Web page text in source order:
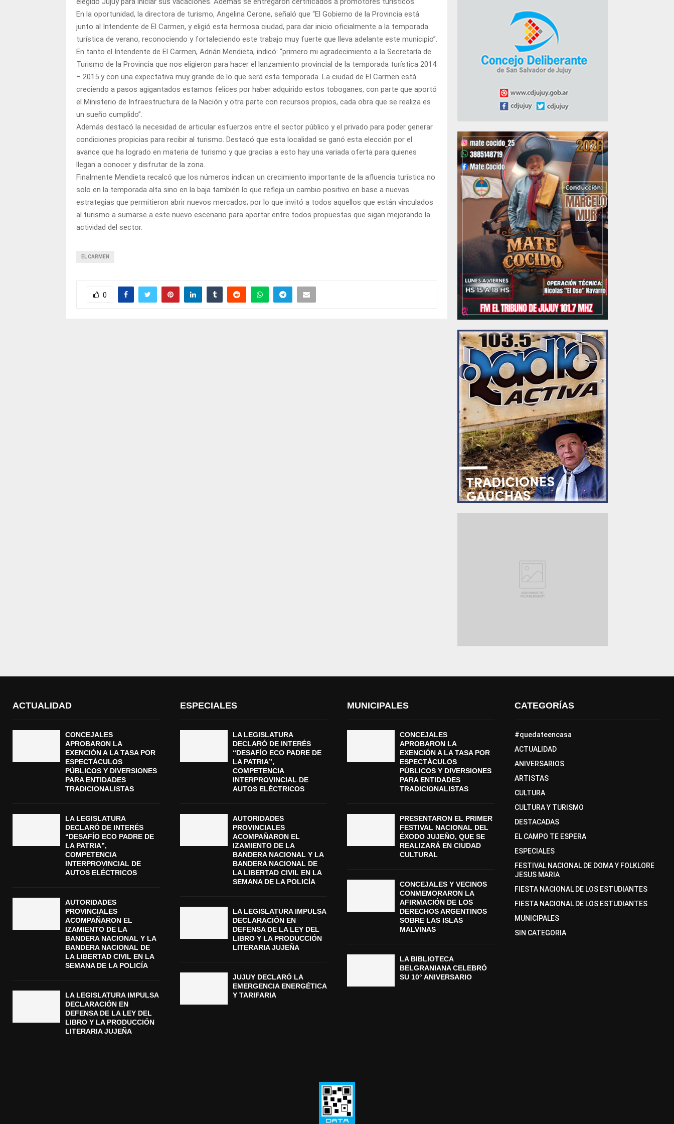
En la oportunidad, la directora de turismo, Angelina Cerone, señaló que “El Gobierno de la Provincia está
junto al Intendente de El Carmen, y eligió esta hermosa ciudad, para dar inicio oficialmente a la temporada
turística de verano, reconociendo y fortaleciendo este trabajo muy fuerte que lleva adelante este municipio”.
En tanto el Intendente de El Carmen, Adrián Mendieta, indicó: “primero mi agradecimiento a la Secretaría de
Turismo de la Provincia que nos eligieron para hacer el lanzamiento provincial de la temporada turística 2014
– 2015 y con una expectativa muy grande de lo que será esta temporada. La ciudad de El Carmen está
creciendo a pasos agigantados estamos felices por haber adquirido estos toboganes, con parte que aportó
el Ministerio de Infraestructura de la Nación y otra parte con recursos propios, cada obra que se realiza es
un sueño cumplido”.
Además destacó la necesidad de articular esfuerzos entre el sector público y el privado para poder generar
condiciones propicias para recibir al turismo. Destacó que esta localidad se ganó esta elección por el
avance que ha logrado en materia de turismo y que gracias a esto hay una variada oferta para quienes
llegan a conocer y disfrutar de la zona.
Finalmente Mendieta recalcó que los números indican un crecimiento importante de la afluencia turística no
solo en la temporada alta sino en la baja también lo que refleja un cambio positivo en base a nuevas
estrategias que permitieron abrir nuevos mercados; por lo que invitó a todos aquellos que están vinculados
al turismo a sumarse a este nuevo escenario para aportar entre todos propuestas que sigan mejorando la
actividad del sector.
EL CARMEN
0
ACTUALIDAD
CONCEJALES
APROBARON LA
EXENCIÓN A LA TASA POR
ESPECTÁCULOS
PÚBLICOS Y DIVERSIONES
PARA ENTIDADES
TRADICIONALISTAS
LA LEGISLATURA
DECLARÓ DE INTERÉS
“DESAFÍO ECO PADRE DE
LA PATRIA”,
COMPETENCIA
INTERPROVINCIAL DE
AUTOS ELÉCTRICOS
AUTORIDADES
PROVINCIALES
ACOMPAÑARON EL
IZAMIENTO DE LA
BANDERA NACIONAL Y LA
BANDERA NACIONAL DE
LA LIBERTAD CIVIL EN LA
SEMANA DE LA POLICÍA
LA LEGISLATURA IMPULSA
DECLARACIÓN EN
DEFENSA DE LA LEY DEL
LIBRO Y LA PRODUCCIÓN
LITERARIA JUJEÑA
ESPECIALES
LA LEGISLATURA
DECLARÓ DE INTERÉS
“DESAFÍO ECO PADRE DE
LA PATRIA”,
COMPETENCIA
INTERPROVINCIAL DE
AUTOS ELÉCTRICOS
AUTORIDADES
PROVINCIALES
ACOMPAÑARON EL
IZAMIENTO DE LA
BANDERA NACIONAL Y LA
BANDERA NACIONAL DE
LA LIBERTAD CIVIL EN LA
SEMANA DE LA POLICÍA
LA LEGISLATURA IMPULSA
DECLARACIÓN EN
DEFENSA DE LA LEY DEL
LIBRO Y LA PRODUCCIÓN
LITERARIA JUJEÑA
JUJUY DECLARÓ LA
EMERGENCIA ENERGÉTICA
Y TARIFARIA
MUNICIPALES
CONCEJALES
APROBARON LA
EXENCIÓN A LA TASA POR
ESPECTÁCULOS
PÚBLICOS Y DIVERSIONES
PARA ENTIDADES
TRADICIONALISTAS
PRESENTARON EL PRIMER
FESTIVAL NACIONAL DEL
ÉXODO JUJEÑO, QUE SE
REALIZARÁ EN CIUDAD
CULTURAL
CONCEJALES Y VECINOS
CONMEMORARON LA
AFIRMACIÓN DE LOS
DERECHOS ARGENTINOS
SOBRE LAS ISLAS
MALVINAS
LA BIBLIOTECA
BELGRANIANA CELEBRÓ
SU 10° ANIVERSARIO
CATEGORÍAS
#quedateencasa
ACTUALIDAD
ANIVERSARIOS
ARTISTAS
CULTURA
CULTURA Y TURISMO
DESTACADAS
EL CAMPO TE ESPERA
ESPECIALES
FESTIVAL NACIONAL DE DOMA Y FOLKLORE
JESUS MARIA
FIESTA NACIONAL DE LOS ESTUDIANTES
FIESTA NACIONAL DE LOS ESTUDIANTES
MUNICIPALES
SIN CATEGORIA